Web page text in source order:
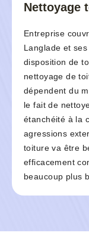
Nettoyage
Entreprise
Langlade et
disposition de
nettoyage de
dépendent du
le fait de
étanchéité à la
agressions
toiture va être
efficacement
beaucoup plus